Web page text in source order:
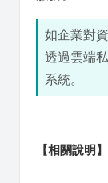
如企業對
透過雲端
系統。
【相關說明】